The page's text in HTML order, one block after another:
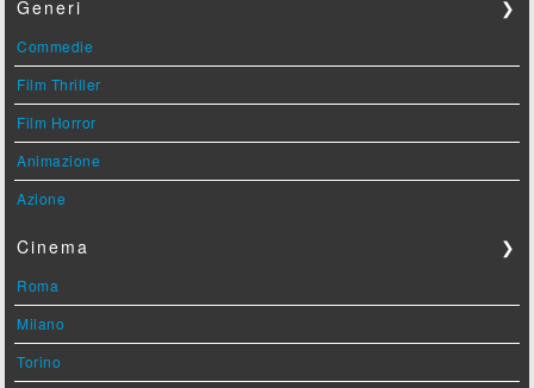
Generi ❯
Commedie
Film Thriller
Film Horror
Animazione
Azione
Cinema ❯
Roma
Milano
Torino